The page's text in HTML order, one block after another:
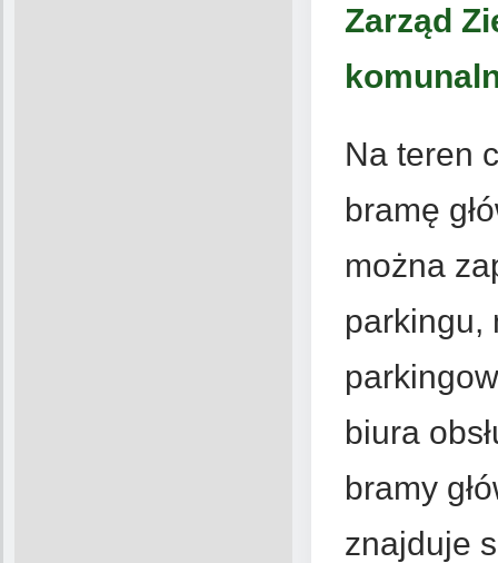
Zarząd
Na teren
bramę
można
parkingu,
biura
bramy
znajduje